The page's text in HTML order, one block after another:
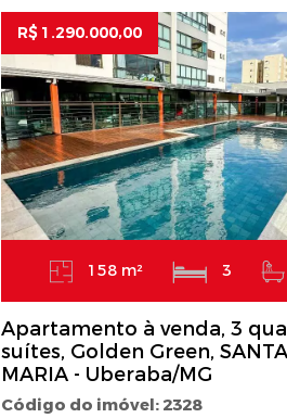
R$ 1.290.000,00
158 m² 3
Apartamento à venda, 3
suítes, Golden Green, SANTA
MARIA - Uberaba/MG
Código do imóvel: 2328